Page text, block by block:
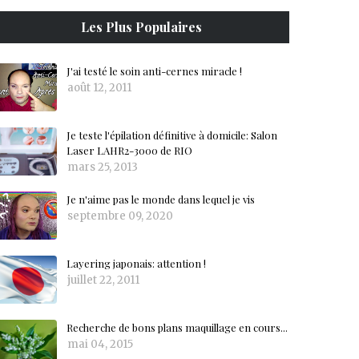
Les Plus Populaires
J'ai testé le soin anti-cernes miracle !
août 12, 2011
Je teste l'épilation définitive à domicile: Salon
Laser LAHR2-3000 de RIO
mars 25, 2013
Je n'aime pas le monde dans lequel je vis
septembre 09, 2020
Layering japonais: attention !
juillet 22, 2011
Recherche de bons plans maquillage en cours...
mai 04, 2015